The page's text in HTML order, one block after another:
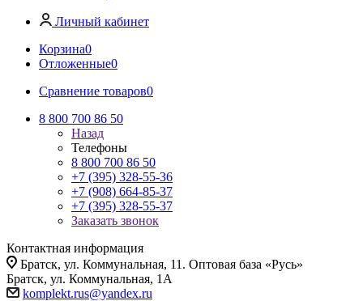
Личный кабинет
Корзина0
Отложенные0
Сравнение товаров0
8 800 700 86 50
Назад
Телефоны
8 800 700 86 50
+7 (395) 328-55-36
+7 (908) 664-85-37
+7 (395) 328-55-37
Заказать звонок
Контактная информация
Братск, ул. Коммунальная, 11. Оптовая база «Русь»
Братск, ул. Коммунальная, 1А
komplekt.rus@yandex.ru